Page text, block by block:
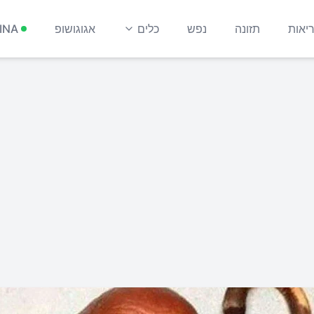
תזונה נפש כלים אגוגושופ